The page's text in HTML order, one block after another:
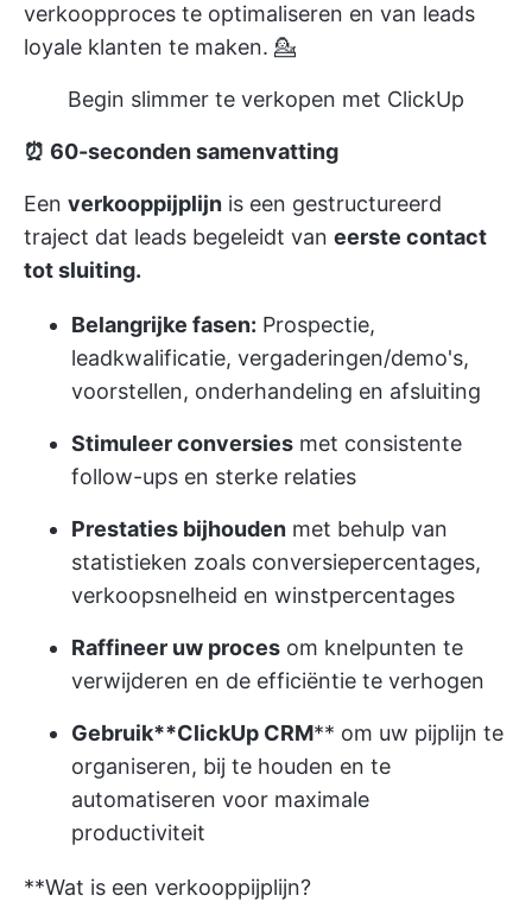
verkoopproces te optimaliseren en van leads
loyale klanten te maken. 💁
Begin slimmer te verkopen met ClickUp
⏰ 60-seconden samenvatting
Een verkooppijplijn is een gestructureerd
traject dat leads begeleidt van eerste contact
tot sluiting.
Belangrijke fasen: Prospectie,
leadkwalificatie, vergaderingen/demo's,
voorstellen, onderhandeling en afsluiting
Stimuleer conversies met consistente
follow-ups en sterke relaties
Prestaties bijhouden met behulp van
statistieken zoals conversiepercentages,
verkoopsnelheid en winstpercentages
Raffineer uw proces om knelpunten te
verwijderen en de efficiëntie te verhogen
Gebruik**ClickUp CRM** om uw pijplijn te
organiseren, bij te houden en te
automatiseren voor maximale
productiviteit
**Wat is een verkooppijplijn?